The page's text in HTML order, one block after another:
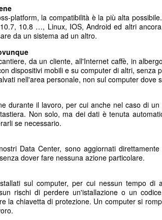
platform, la compatibilità è la più alta
10.8 …, Linux, IOS, Android ed altri
da un sistema ad un altro.
da un cliente, all'Internet caffè, in
dispositivi mobili e su computer di altri, senza
nell'area personale, non sul computer dove
durante il lavoro, per cui anche nel caso di
Non solo, ma dei dati è tenuta
se necessario.
Data Center, sono aggiornati
dover fare nessuna azione particolare.
sul computer, per cui nessun tempo di
rischi di perdere un'istallazione o un
la chiavetta di protezione. Un computer si